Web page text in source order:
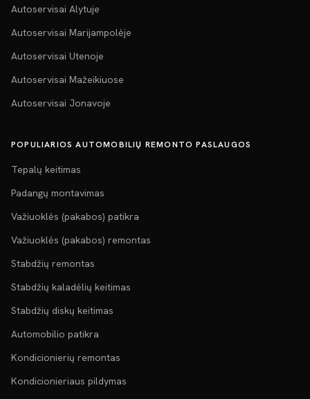
Autoservisai Alytuje
Autoservisai Marijampolėje
Autoservisai Utenoje
Autoservisai Mažeikiuose
Autoservisai Jonavoje
POPULIARIOS AUTOMOBILIŲ REMONTO PASLAUGOS
Tepalų keitimas
Padangų montavimas
Važiuoklės (pakabos) patikra
Važiuoklės (pakabos) remontas
Stabdžių remontas
Stabdžių kaladėlių keitimas
Stabdžių diskų keitimas
Automobilio patikra
Kondicionierių remontas
Kondicionieriaus pildymas